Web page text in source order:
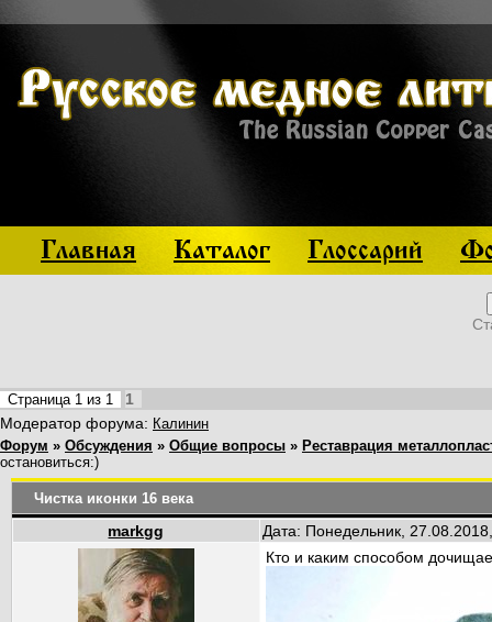
Главная Каталог Глоссарий
Страница 1 из 1
1
Модератор форума: Калинин
Форум » Обсуждения » Общие вопросы » Реставрация
остановиться:)
Чистка иконки 16 века
markgg Дата: Понедельник,
Кто и каким способом